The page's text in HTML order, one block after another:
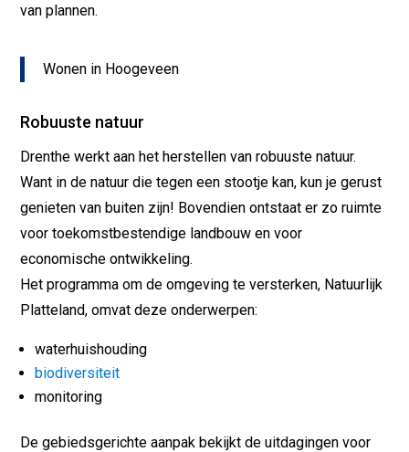
van plannen.
Wonen in Hoogeveen
Robuuste natuur
Drenthe werkt aan het herstellen van robuuste natuur.
Want in de natuur die tegen een stootje kan, kun je gerust
genieten van buiten zijn! Bovendien ontstaat er zo ruimte
voor toekomstbestendige landbouw en voor
economische ontwikkeling.
Het programma om de omgeving te versterken, Natuurlijk
Platteland, omvat deze onderwerpen:
waterhuishouding
biodiversiteit
monitoring
De gebiedsgerichte aanpak bekijkt de uitdagingen voor